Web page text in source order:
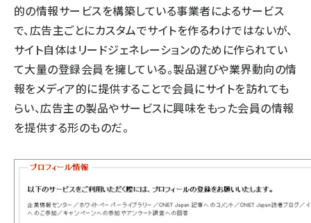
的の情報サービスを構築している事業者によるサービス
で、広告主ごとにカスタムでサイトを作るわけではないが、
サイト自体はリードジェネレーションのために作られてい
て大量の登録会員を擁している。製品選びや業界動向の情
報をメディア的に提供することで会員にサイトを訪れても
らい、広告主の製品やサービスに興味をもった会員の情報
を提供する形のものだ。